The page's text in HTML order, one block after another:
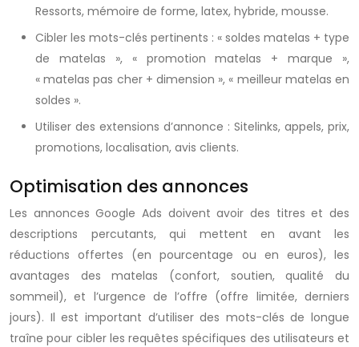
Ressorts, mémoire de forme, latex, hybride, mousse.
Cibler les mots-clés pertinents : « soldes matelas + type
de matelas », « promotion matelas + marque »,
« matelas pas cher + dimension », « meilleur matelas en
soldes ».
Utiliser des extensions d’annonce : Sitelinks, appels, prix,
promotions, localisation, avis clients.
Optimisation des annonces
Les annonces Google Ads doivent avoir des titres et des
descriptions percutants, qui mettent en avant les
réductions offertes (en pourcentage ou en euros), les
avantages des matelas (confort, soutien, qualité du
sommeil), et l’urgence de l’offre (offre limitée, derniers
jours). Il est important d’utiliser des mots-clés de longue
traîne pour cibler les requêtes spécifiques des utilisateurs et